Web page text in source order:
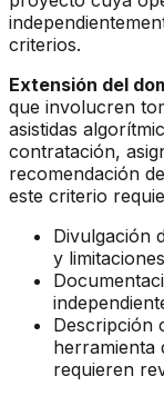
criterios.
Extensión del
que involucren
asistidas
contratación,
recomendación
este criterio
Divulgación
y
Descripción
herramienta
requieren